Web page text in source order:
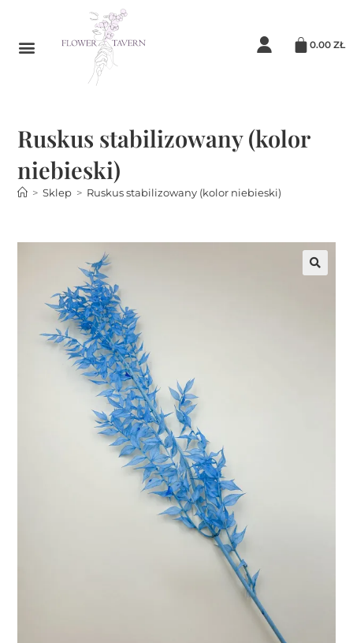
0.00 ZŁ
Ruskus stabilizowany (kolor
niebieski)
> Sklep > Ruskus stabilizowany (kolor niebieski)